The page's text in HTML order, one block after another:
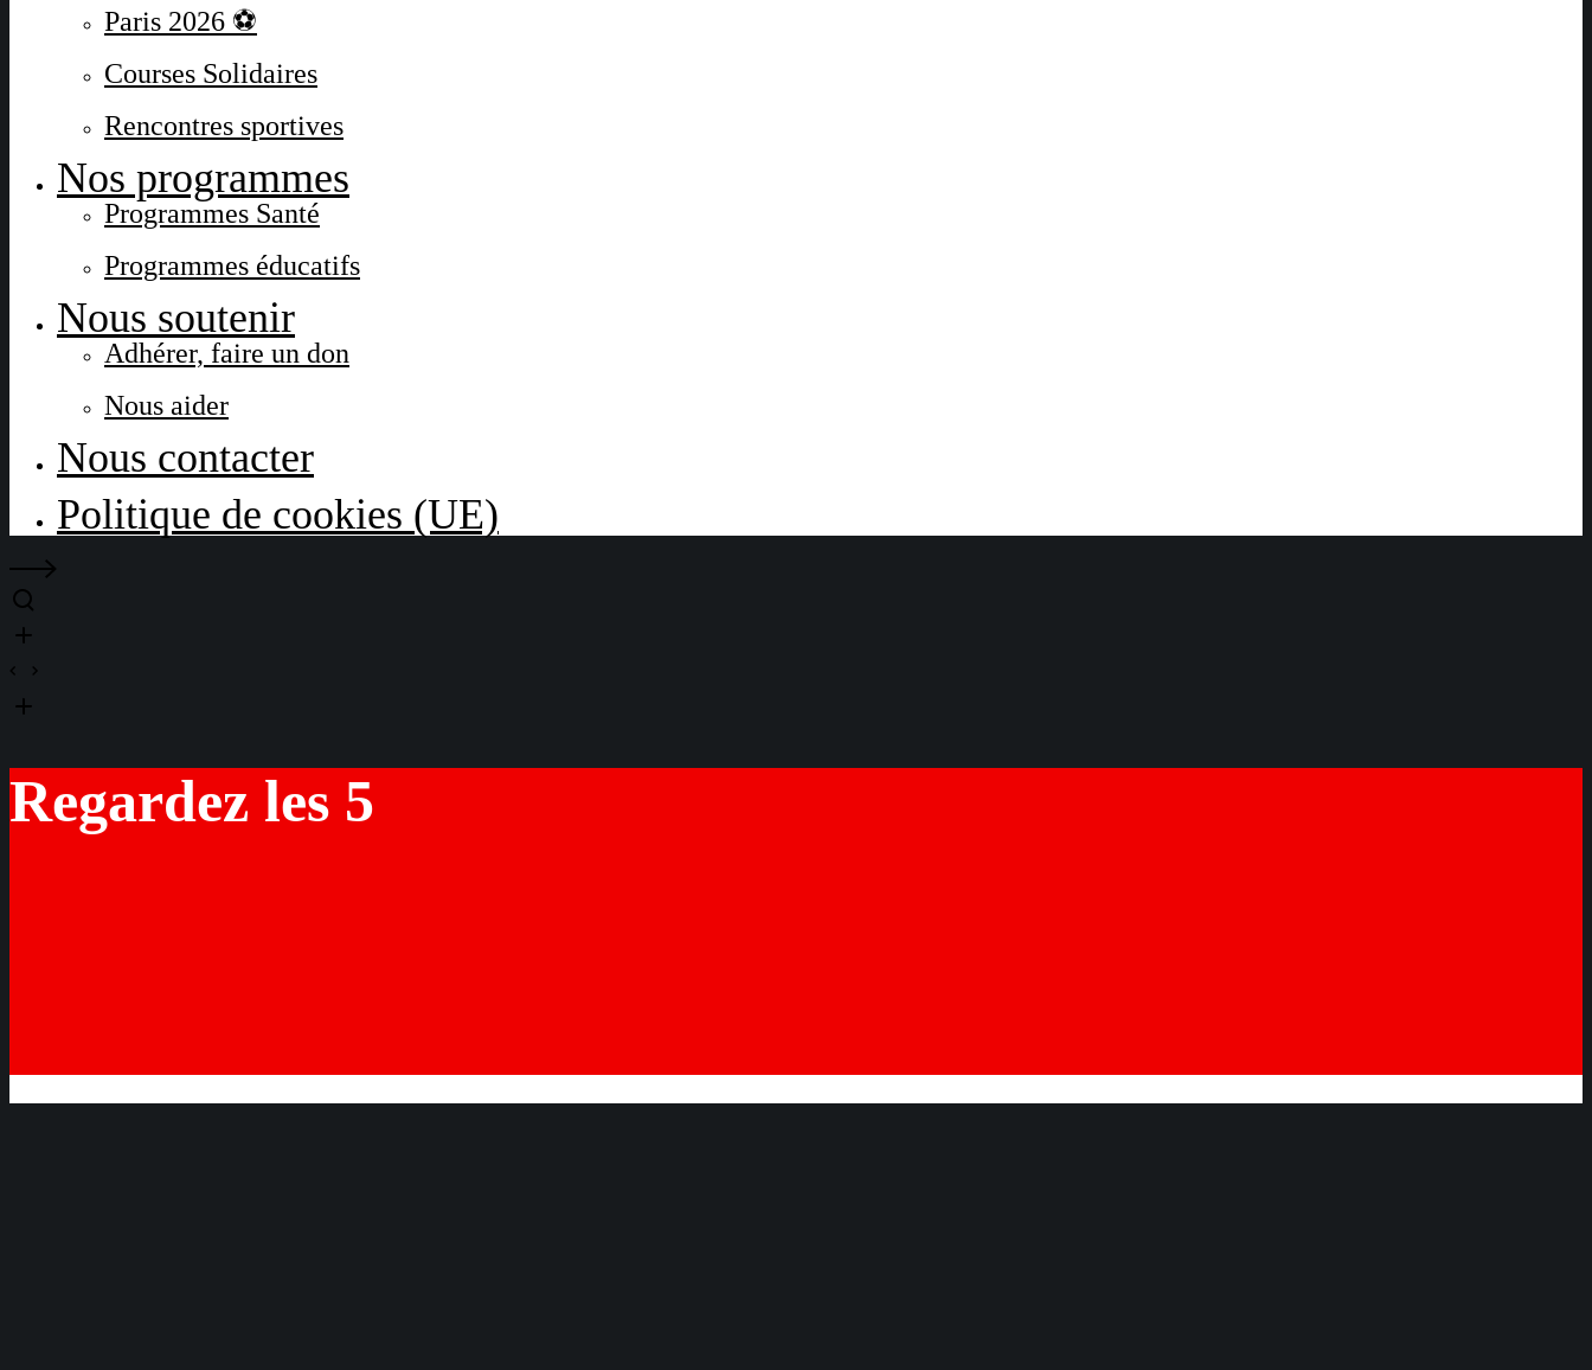
Paris 2026 ⚽
Courses Solidaires
Rencontres sportives
Nos programmes
Programmes Santé
Programmes éducatifs
Nous soutenir
Adhérer, faire un don
Nous aider
Nous contacter
Politique de cookies (UE)
Regardez les 5